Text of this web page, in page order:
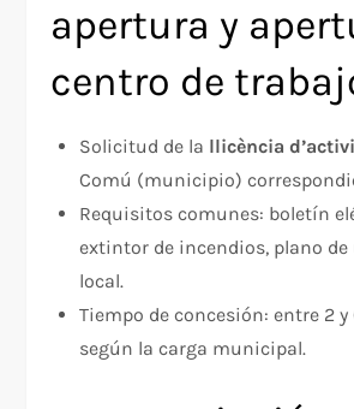
apertura y
centro de
Solicitud de la llicència
Comú (municipio)
Requisitos comunes: boletín
extintor de incendios, plano
local.
Tiempo de concesión: entre 2
según la carga municipal.